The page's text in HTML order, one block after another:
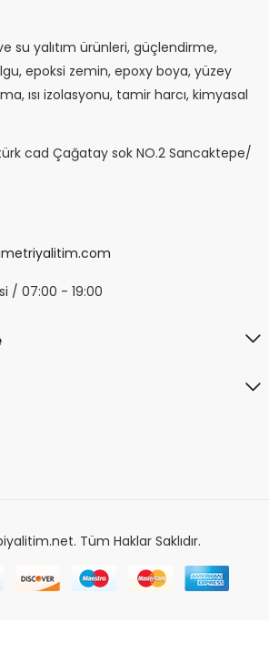
ve su yalıtım ürünleri, güçlendirme,
epoksi zemin, epoxy boya, yüzey
ısı izolasyonu, tamir harcı, kimyasal
cad Çağatay sok NO.2 Sancaktepe/
/ 07:00 - 19:00
Tüm Haklar Saklıdır.